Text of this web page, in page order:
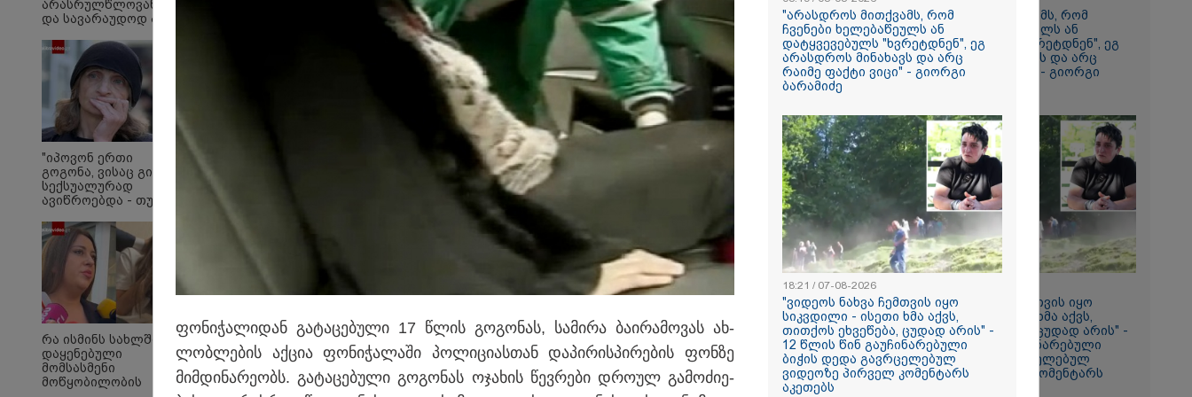
ბავშვობიდან რაც მახსოვს, სანაპიროზე
შეძახილებიდან: "ცხელი სიმინდი“, "ცივი
სასმელები“, "ბურბუშელა“ "საზამთრო...
ენასა და საქართველოზე
შეყვარებული სომეხი ბიჭი
"განიხილავდნენ, როგორ
ჩაიდინა გაბაშვილმა
დანაშაული" - გიგა
ავალიანის საქმის
პროკურორი ნია იმნაძის და
მამის დიალოგის ფარული
ჩანაწერის შინაარსს
2008 წლის რუსეთ-
საქართველოს ომის მე-18
წლისთავთან დაკავშირებით
ადმინისტრაციულ შენობებზე
სახელმწიფო დროშები
დაეშვა
ადვოკატი ნია იმნაძის
საავადმყოფოში გადაღებულ
კადრებს აქვეყნებს - "რა
მტკიცებულება გაქვთ, რაც
საფუძვლად დაუდეთ
არასრულწლოვნის ამ
"არასდროს მითქვამს, რომ
ჩვენები ხელებაწეულს ან
დატყვევებულს "ხვრეტდნენ", ეგ
არასდროს მინახავს და არც
რაიმე ფაქტი ვიცი" - გიორგი
"ვიდეოს ნახვა ჩემთვის იყო
სიკვდილი - ისეთი ხმა აქვს,
თითქოს ეხვეწება, ცუდად არის" -
12 წლის წინ გაუჩინარებული
ბიჭის დედა გავრცელებულ
ვიდეოზე პირველ კომენტარს
არასრულწლოვანების
და სავარაუდოდ არა
არასრულწლოვანების
ჯგუფი" - რა
ინფორმაციას
ავრცელებს
ადვოკატი?
"იპოვონ ერთი
გოგონა, ვისაც გიგა
სექსუალურად
ავიწროებდა - თუ
ლარს
ოფიციალურად,
სახალხოდ გადავცემ"
- ეკა კუპატაძე
განცხადებას
ავრცელებს
რა ისმინს სახლში
დაყენებული
მომსასმენი
მოწყობილობის
ფო­ნი­ჭა­ლი­დან გა­ტა­ცე­ბუ­ლი 17 წლის გო­გო­ნას, სა­მი­რა ბა­ი­რა­მო­ვას ახ­
ლობ­ლე­ბის აქ­ცია ფო­ნი­ჭა­ლა­ში პო­ლი­ცი­ას­თან და­პი­რის­პი­რე­ბის ფონ­ზე
მიმ­დი­ნა­რე­ობს. გა­ტა­ცე­ბუ­ლი გო­გო­ნას ოჯა­ხის წევ­რე­ბი დრო­ულ გა­მო­ძი­ე­
"არასდროს მითქვამს, რომ
ჩვენები ხელებაწეულს ან
დატყვევებულს "ხვრეტდნენ", ეგ
არასდროს მინახავს და არც
რაიმე ფაქტი ვიცი" - გიორგი
ბარამიძე
18:21 / 07-08-2026
"ვიდეოს ნახვა ჩემთვის იყო
სიკვდილი - ისეთი ხმა აქვს,
თითქოს ეხვეწება, ცუდად არის" -
12 წლის წინ გაუჩინარებული
ბიჭის დედა გავრცელებულ
ვიდეოზე პირველ კომენტარს
აკეთებს